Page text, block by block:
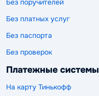
Без платных услуг
Без паспорта
Без проверок
Платежные системы
На карту Тинькофф